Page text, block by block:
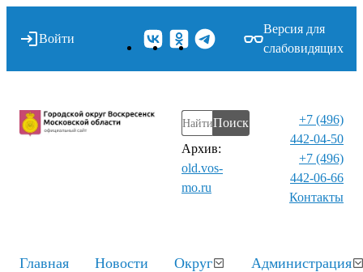
Войти
Версия для
слабовидящих
Поиск
Архив:
old.vos-
mo.ru
+7 (496)
442-04-50
+7 (496)
442-06-66
Контакты⁠
Главная Новости Округ Администрация